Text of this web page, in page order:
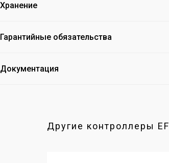
Хранение
Гарантийные обязательства
Документация
Другие контроллеры EF